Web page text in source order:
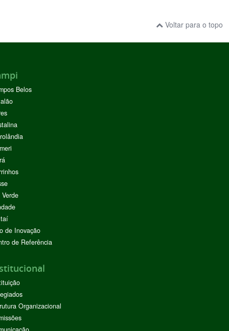
Voltar para o topo
Belos
de Inovação
de Referência
Organizacional